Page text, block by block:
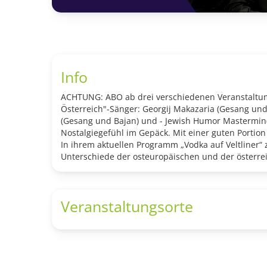
Info
ACHTUNG: ABO ab drei verschiedenen
Österreich"-Sänger: Georgij Makazaria (Gesang
(Gesang und Bajan) und - Jewish Humor
Nostalgiegefühl im Gepäck. Mit einer guten
In ihrem aktuellen Programm „Vodka auf
Unterschiede der osteuropäischen und der
Veranstaltungsorte